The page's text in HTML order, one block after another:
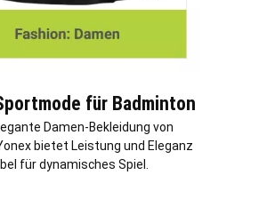
für Badminton
Damen-Bekleidung von
bietet Leistung und Eleganz
für dynamisches Spiel.